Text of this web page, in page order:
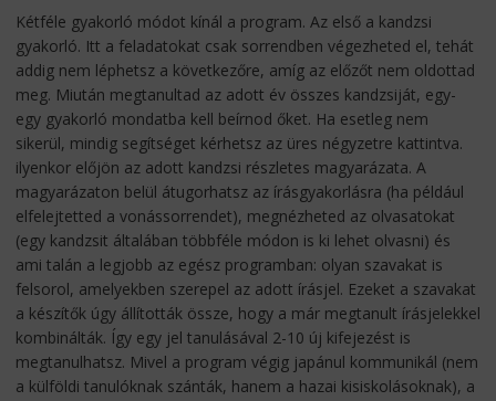
Kétféle gyakorló módot kínál a program. Az első a kandzsi
gyakorló. Itt a feladatokat csak sorrendben végezheted el, tehát
addig nem léphetsz a következőre, amíg az előzőt nem oldottad
meg. Miután megtanultad az adott év összes kandzsiját, egy-
egy gyakorló mondatba kell beírnod őket. Ha esetleg nem
sikerül, mindig segítséget kérhetsz az üres négyzetre kattintva.
ilyenkor előjön az adott kandzsi részletes magyarázata. A
magyarázaton belül átugorhatsz az írásgyakorlásra (ha például
elfelejtetted a vonássorrendet), megnézheted az olvasatokat
(egy kandzsit általában többféle módon is ki lehet olvasni) és
ami talán a legjobb az egész programban: olyan szavakat is
felsorol, amelyekben szerepel az adott írásjel. Ezeket a szavakat
a készítők úgy állították össze, hogy a már megtanult írásjelekkel
kombinálták. Így egy jel tanulásával 2-10 új kifejezést is
megtanulhatsz. Mivel a program végig japánul kommunikál (nem
a külföldi tanulóknak szánták, hanem a hazai kisiskolásoknak), a